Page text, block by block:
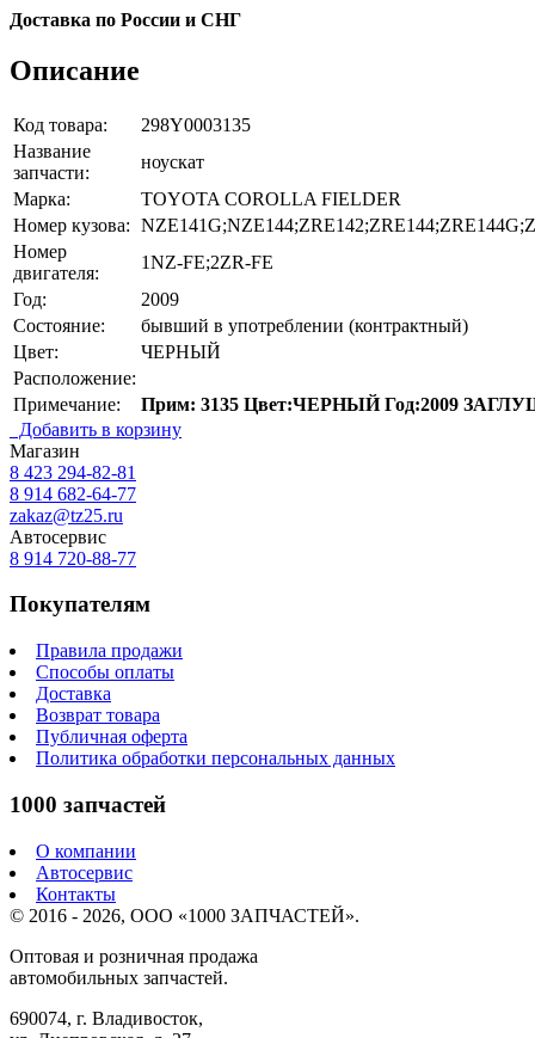
Доставка по России и СНГ
Описание
Код товара:
298Y0003135
Название
запчасти:
ноускат
Марка:
TOYOTA COROLLA FIELDER
Номер кузова:
Номер
двигателя:
1NZ-FE;2ZR-FE
Год:
2009
Состояние:
бывший в употреблении (контрактный)
Цвет:
ЧЕРНЫЙ
Расположение:
Примечание:
Прим: 3135 Цвет:ЧЕРНЫЙ Год:2009
Добавить в корзину
Магазин
8 423 294-82-81
8 914 682-64-77
zakaz@tz25.ru
Автосервис
8 914 720-88-77
Покупателям
Правила продажи
Способы оплаты
Доставка
Возврат товара
Публичная оферта
Политика обработки персональных данных
1000 запчастей
О компании
Автосервис
Контакты
© 2016 - 2026, ООО «1000 ЗАПЧАСТЕЙ».
Оптовая и розничная продажа
автомобильных запчастей.
690074, г. Владивосток,